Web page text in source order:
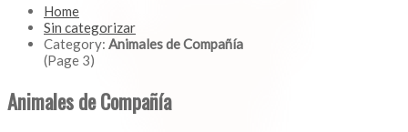
Home
Sin categorizar
Category: Animales de Compañía
(Page 3)
Animales de Compañía